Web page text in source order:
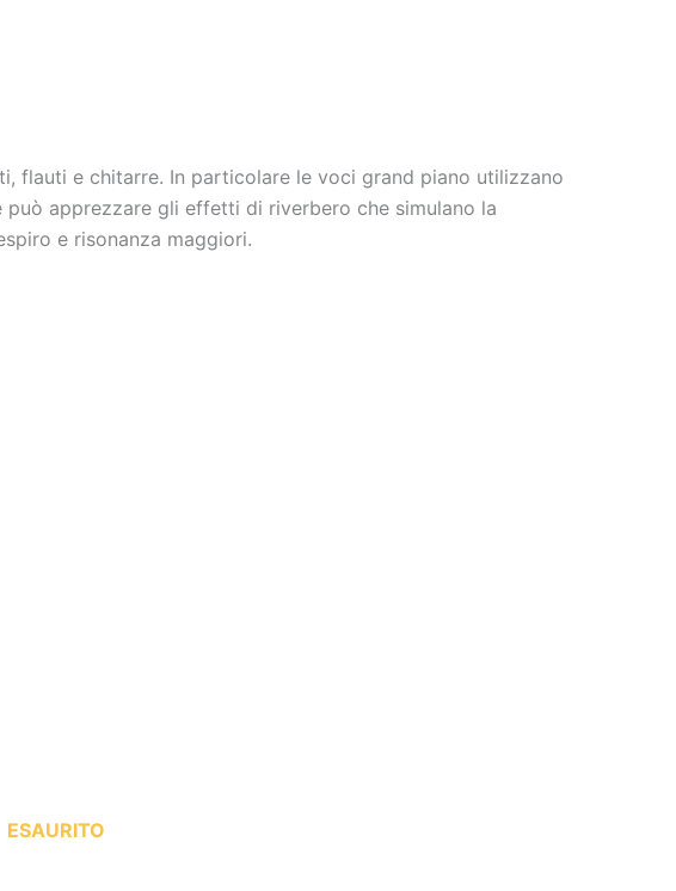
flauti e chitarre. In particolare le voci grand piano utilizzano
può apprezzare gli effetti di riverbero che simulano la
e risonanza maggiori.
ESAURITO